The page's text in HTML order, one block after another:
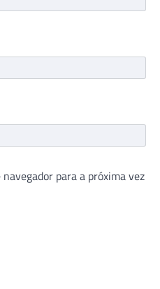
para a próxima vez